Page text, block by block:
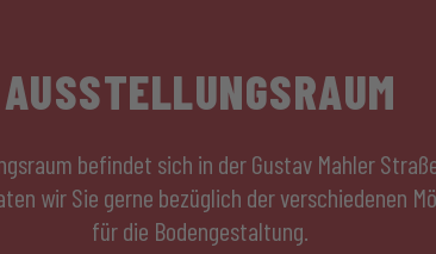
AUSSTELLUNGSRAUM
befindet sich in der Gustav Mahler
wir Sie gerne bezüglich der verschiedenen
für die Bodengestaltung.